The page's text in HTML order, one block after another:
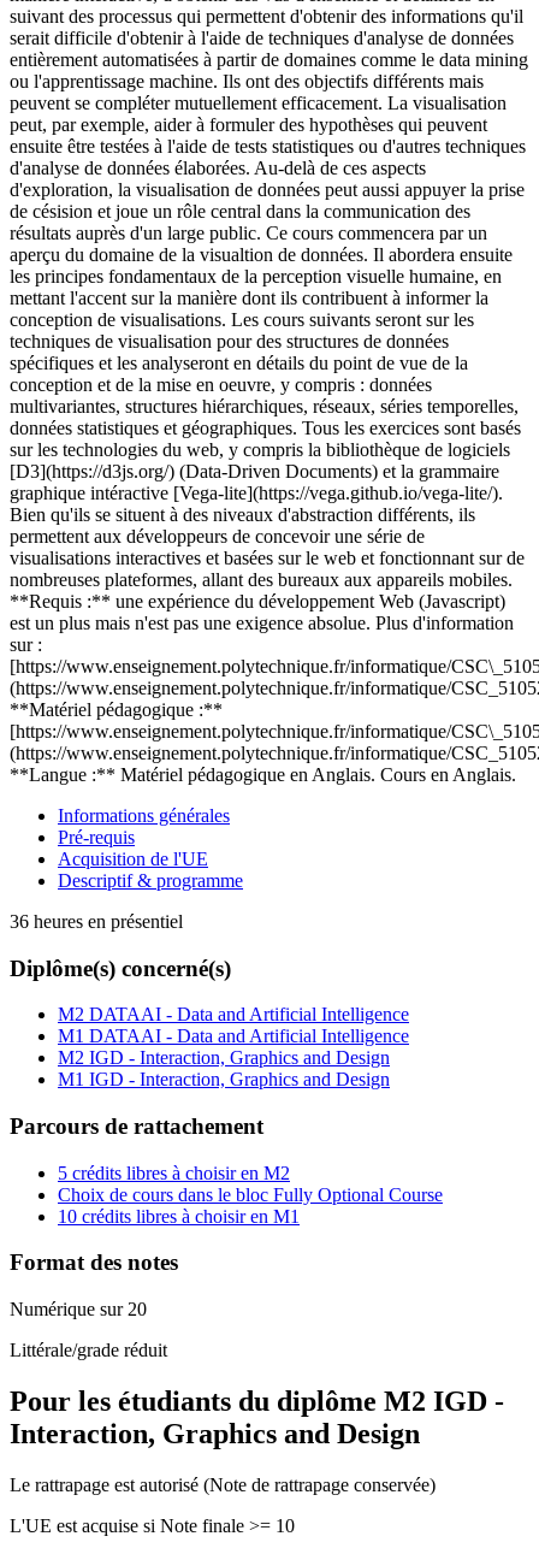
suivant des processus qui permettent d'obtenir des informations qu'il
serait difficile d'obtenir à l'aide de techniques d'analyse de données
entièrement automatisées à partir de domaines comme le data mining
ou l'apprentissage machine. Ils ont des objectifs différents mais
peuvent se compléter mutuellement efficacement. La visualisation
peut, par exemple, aider à formuler des hypothèses qui peuvent
ensuite être testées à l'aide de tests statistiques ou d'autres techniques
d'analyse de données élaborées. Au-delà de ces aspects
d'exploration, la visualisation de données peut aussi appuyer la prise
de césision et joue un rôle central dans la communication des
résultats auprès d'un large public. Ce cours commencera par un
aperçu du domaine de la visualtion de données. Il abordera ensuite
les principes fondamentaux de la perception visuelle humaine, en
mettant l'accent sur la manière dont ils contribuent à informer la
conception de visualisations. Les cours suivants seront sur les
techniques de visualisation pour des structures de données
spécifiques et les analyseront en détails du point de vue de la
conception et de la mise en oeuvre, y compris : données
multivariantes, structures hiérarchiques, réseaux, séries temporelles,
données statistiques et géographiques. Tous les exercices sont basés
sur les technologies du web, y compris la bibliothèque de logiciels
[D3](https://d3js.org/) (Data-Driven Documents) et la grammaire
graphique intéractive [Vega-lite](https://vega.github.io/vega-lite/).
Bien qu'ils se situent à des niveaux d'abstraction différents, ils
permettent aux développeurs de concevoir une série de
visualisations interactives et basées sur le web et fonctionnant sur de
nombreuses plateformes, allant des bureaux aux appareils mobiles.
**Requis :** une expérience du développement Web (Javascript)
est un plus mais n'est pas une exigence absolue. Plus d'information
sur :
[https://www.enseignement.polytechnique.fr/informatique/
(https://www.enseignement.polytechnique.fr/informatique/
**Matériel pédagogique :**
[https://www.enseignement.polytechnique.fr/informatique/
(https://www.enseignement.polytechnique.fr/informatique/
**Langue :** Matériel pédagogique en Anglais. Cours en Anglais.
Informations générales
Pré-requis
Acquisition de l'UE
Descriptif & programme
36 heures en présentiel
Diplôme(s) concerné(s)
M2 DATAAI - Data and Artificial Intelligence
M1 DATAAI - Data and Artificial Intelligence
M2 IGD - Interaction, Graphics and Design
M1 IGD - Interaction, Graphics and Design
Parcours de rattachement
5 crédits libres à choisir en M2
Choix de cours dans le bloc Fully Optional Course
10 crédits libres à choisir en M1
Format des notes
Numérique sur 20
Littérale/grade réduit
Pour les étudiants du diplôme M2 IGD -
Interaction, Graphics and Design
Le rattrapage est autorisé (Note de rattrapage conservée)
L'UE est acquise si Note finale >= 10